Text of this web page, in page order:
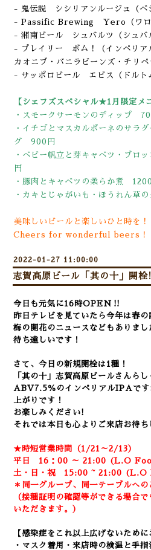
- 鬼伝説 シシリアンルージュ
（
- Passific Brewing Yero
（ワ
- 湘南ビール シュバルツ（シュバ
- プレイリー ボム！（インペリア
カオニブ・バニラビーンズ・チリペ
- サッポロビール エビス（ドル
【シェフズスペシャル★1月限定メ
・スモークサーモンのディップ
・イチゴとマスカルポーネのサラ
グ 900円
・ベビー帆立と芽キャベツ・ブロ
円
・豚肉とキャベツの柔らか煮
・カキとじゃがいも・ほうれん草
美味しいビールと楽しいひと時を！
Cheers for wonderful beers！
2022-01-27 11:00:00
志賀高原ビール「其の十」開栓
今日も元気に16時OPEN‼
昨日テレビを見ていたら今年は春の
梅の開花のニュースなどもありま
待ち遠しいです！
さて、今日の新規開栓は1種！
「其の十」志賀高原ビールさんら
ABV7.5％のインペリアルIPAです
上がりです！
お楽しみください!
それでは本日も心よりご来店お待ち
★時短営業時間（1/21～2/13）
平日 16：00 ～ 21:00 (L.O
土・日・祝 15:00 ~ 21:00 (L.O
＊同一グループ、同一テーブルへの
（接種証明の確認等ができる場合
いただきます。）
【感染症をこれ以上広げないために
・マスク着用・来店時の検温と手指